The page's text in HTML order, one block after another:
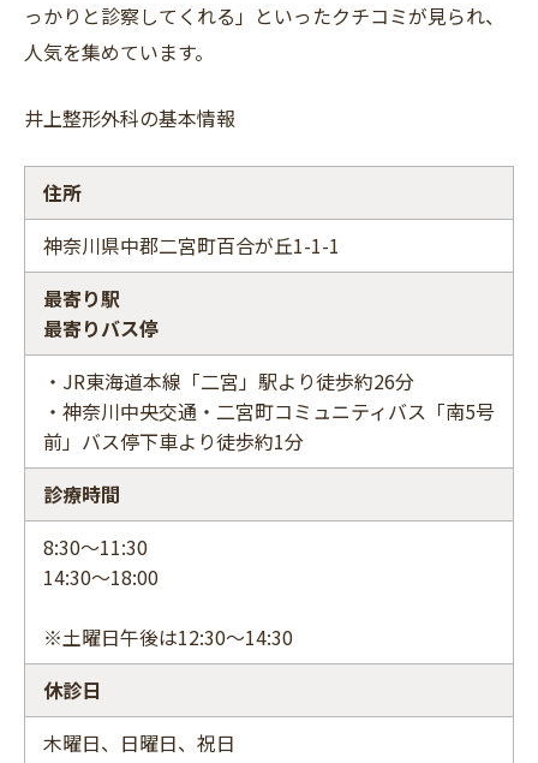
っかりと診察してくれる」といったクチコミが見られ、
人気を集めています。
井上整形外科の基本情報
住所
神奈川県中郡二宮町百合が丘1-1-1
最寄り駅
最寄りバス停
・JR東海道本線「二宮」駅より徒歩約26分
・神奈川中央交通・二宮町コミュニティバス「南5号
前」バス停下車より徒歩約1分
診療時間
8:30～11:30
14:30～18:00
※土曜日午後は12:30～14:30
休診日
木曜日、日曜日、祝日